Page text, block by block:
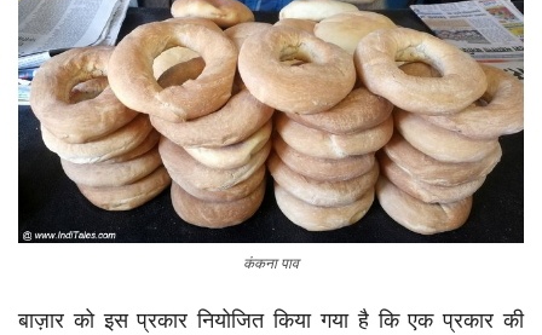
कंकना पाव
बाज़ार को इस प्रकार नियोजित किया गया है कि एक प्रकार की